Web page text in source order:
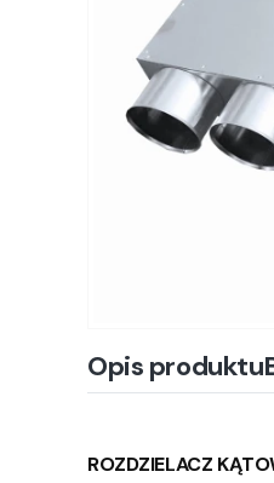
Opis produktu
ROZDZIELACZ